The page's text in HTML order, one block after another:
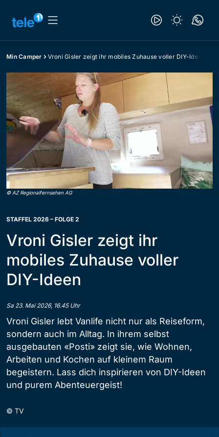
Min Camper Vroni Gisler zeigt ihr mobiles Zuhause voller DIY-Ideen
© AZ Regionalfernsehen AG
STAFFEL 2026 – FOLGE 2
Vroni Gisler zeigt ihr
mobiles Zuhause voller
DIY-Ideen
Sa 23. Mai 2026, 16.45 Uhr
Vroni Gisler lebt Vanlife nicht nur als Reiseform,
sondern auch im Alltag. In ihrem selbst
ausgebauten «Posti» zeigt sie, wie Wohnen,
Arbeiten und Kochen auf kleinem Raum
begeistern. Lass dich inspirieren von DIY-Ideen
und purem Abenteuergeist!
© TV